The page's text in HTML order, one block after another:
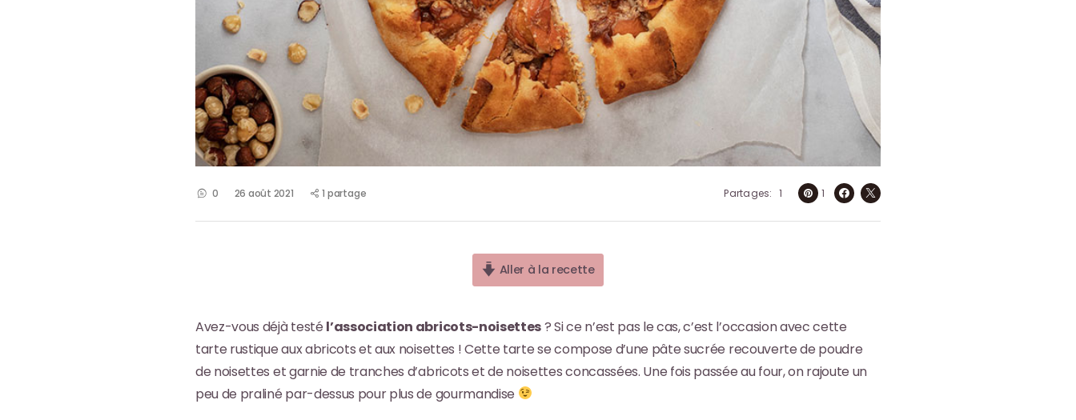
0 26 août 2021 1 partage 1
Partages 1
Aller à la recette
Avez-vous déjà testé l’association abricots-noisettes? Si ce n’est pas le cas, c’est l’occasion avec cette
tarte rustique aux abricots et aux noisettes ! Cette tarte se compose d’une pâte sucrée recouverte de poudre
de noisettes et garnie de tranches d’abricots et de noisettes concassées. Une fois passée au four, on rajoute un
peu de praliné par-dessus pour plus de gourmandise